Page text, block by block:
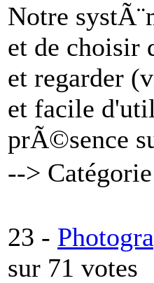
Notre
et de choisir
et regarder
et facile
prÃ©sence
-->
23 -
sur 71 votes